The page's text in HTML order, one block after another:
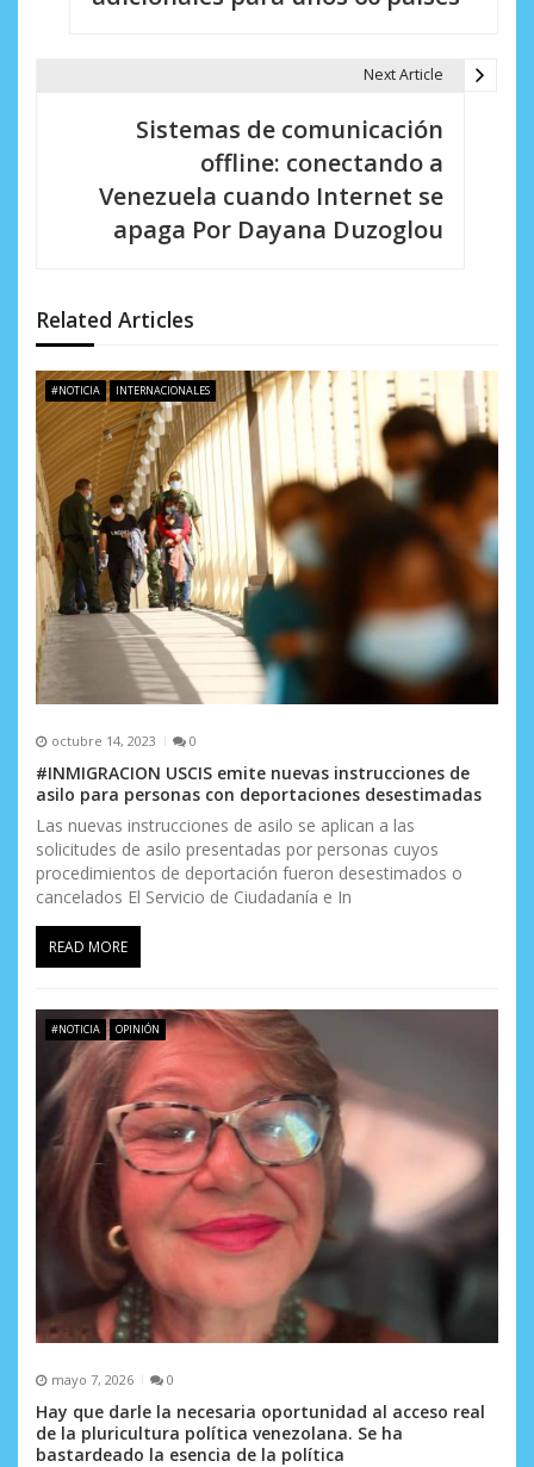
e
e
n
t
r
a
d
a
s
Next Article
Sistemas de comunicación
offline: conectando a
Venezuela cuando Internet se
apaga Por Dayana Duzoglou
Related Articles
#NOTICIA INTERNACIONALES
octubre 14, 2023 0
#INMIGRACION USCIS emite nuevas instrucciones de
asilo para personas con deportaciones desestimadas
Las nuevas instrucciones de asilo se aplican a las
solicitudes de asilo presentadas por personas cuyos
procedimientos de deportación fueron desestimados o
cancelados El Servicio de Ciudadanía e In
READ MORE
#NOTICIA OPINIÓN
mayo 7, 2026 0
Hay que darle la necesaria oportunidad al acceso real
de la pluricultura política venezolana. Se ha
bastardeado la esencia de la política